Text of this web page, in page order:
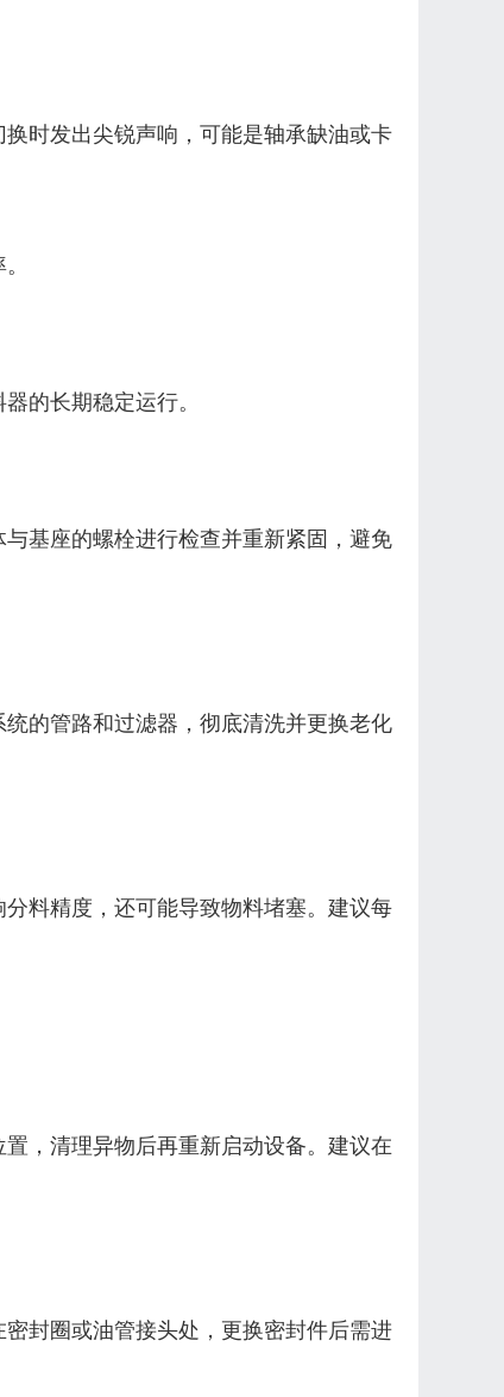
时发出尖锐声响，可能是轴承缺油或卡
的长期稳定运行。
基座的螺栓进行检查并重新紧固，避免
的管路和过滤器，彻底清洗并更换老化
料精度，还可能导致物料堵塞。建议每
，清理异物后再重新启动设备。建议在
封圈或油管接头处，更换密封件后需进